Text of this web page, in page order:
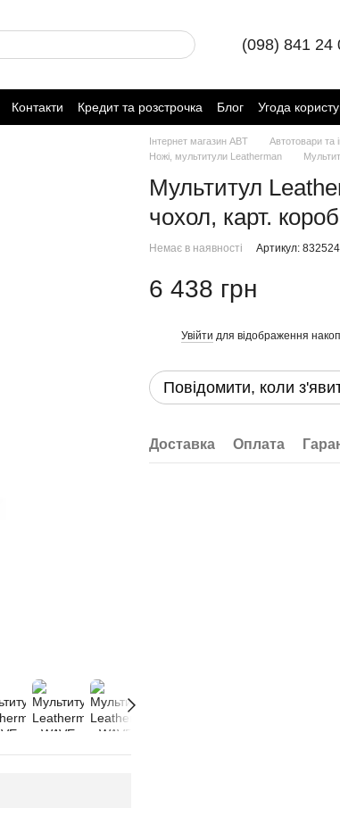
(098) 841 24
Контакти Кредит та розстрочка Блог
Угода
Інтернет магазин ABT
Автотовари та
Ножі, мультитули Leatherman
Мультитул
чохол, карт.
Немає в наявності Артикул: 832524
6 438 грн
Увійти для відображення
Повідомити, коли
Доставка Оплата